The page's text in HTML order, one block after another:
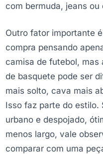
com bermuda, jeans
Outro fator importante
compra pensando
camisa de futebol, mas
de basquete pode ser
mais solto, cava mais
Isso faz parte do estilo.
urbano e despojado,
menos largo, vale
comparar com uma